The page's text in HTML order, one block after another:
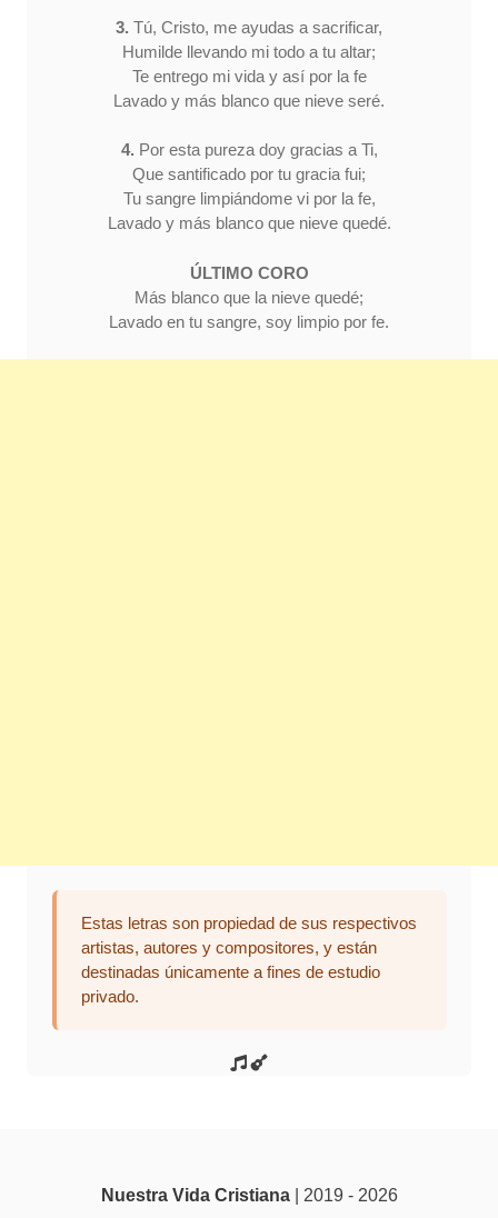
3. Tú, Cristo, me ayudas a sacrificar,
Humilde llevando mi todo a tu altar;
Te entrego mi vida y así por la fe
Lavado y más blanco que nieve seré.
4. Por esta pureza doy gracias a Ti,
Que santificado por tu gracia fui;
Tu sangre limpiándome vi por la fe,
Lavado y más blanco que nieve quedé.
ÚLTIMO CORO
Más blanco que la nieve quedé;
Lavado en tu sangre, soy limpio por fe.
Estas letras son propiedad de sus respectivos
artistas, autores y compositores, y están
destinadas únicamente a fines de estudio
privado.
Nuestra Vida Cristiana| 2019 - 2026